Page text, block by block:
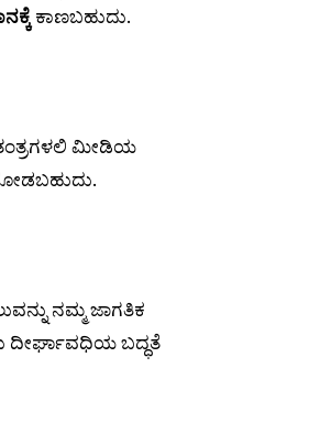
ಕಾಣಬಹುದು.
ಮೀಡಿಯ
ನಮ್ಮ ಜಾಗತಿಕ
ದೀರ್ಘಾವಧಿಯ ಬದ್ಧತೆ